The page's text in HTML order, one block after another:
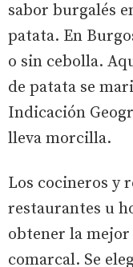
sabor burgalés
patata. En
o sin cebolla.
de patata se
Indicación
lleva morcilla.
Los cocineros y
restaurantes u
obtener la
comarcal. Se